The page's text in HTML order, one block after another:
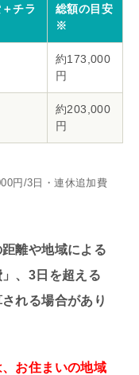
チラ
総額の目安
※
約173,000
円
約203,000
円
円/3日・連休追加費
離や地域による
、3日を超える
れる場合があり
お住まいの地域